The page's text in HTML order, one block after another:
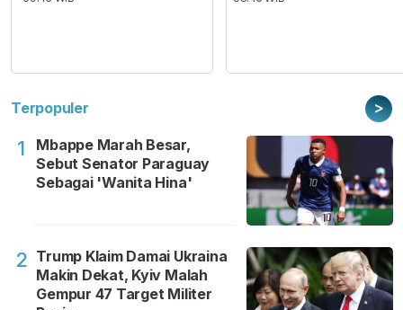
Terpopuler >
1
Mbappe Marah Besar,
Sebut Senator Paraguay
Sebagai 'Wanita Hina'
2 Trump Klaim Damai Ukraina
Makin Dekat, Kyiv Malah
Gempur 47 Target Militer